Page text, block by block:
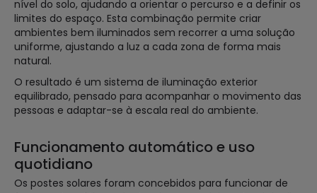
nível do solo, ajudando a orientar o percurso e a definir os
limites do espaço. Esta combinação permite criar
ambientes bem iluminados sem recorrer a uma solução
uniforme, ajustando a luz a cada zona de forma mais
natural.
O resultado é um sistema de iluminação exterior
equilibrado, pensado para acompanhar o movimento das
pessoas e adaptar-se à escala real do ambiente.
Funcionamento automático e uso
quotidiano
Os postes solares foram concebidos para funcionar de